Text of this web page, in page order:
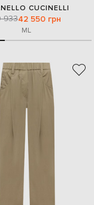
CUCINELLI
93342 550 грн
ML